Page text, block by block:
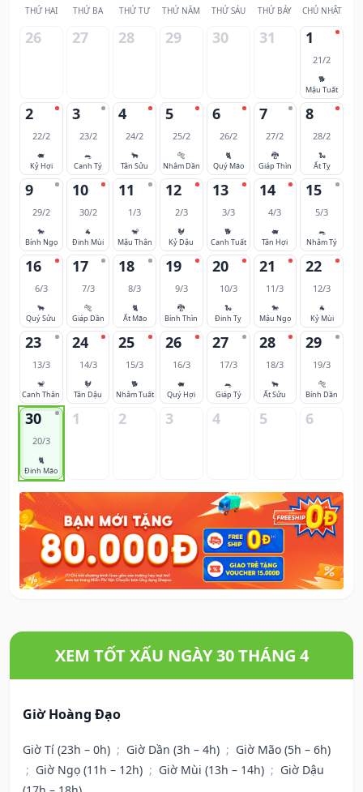
THỨ HAI THỨ BA THỨ TƯ THỨ NĂM THỨ SÁU THỨ BẢY CHỦ NHẬT
26 27 28 29 30 31 1
21/2
🐕
Mậu Tuất
2
22/2
🐖
Kỷ Hợi
3
23/2
🐀
Canh Tý
4
24/2
🐂
Tân Sửu
5
25/2
🐅
Nhâm Dần
6
26/2
🐈
Quý Mão
7
27/2
🐉
Giáp Thìn
8
28/2
🐍
Ất Tỵ
9
29/2
🐎
Bính Ngọ
10
30/2
🐐
Đinh Mùi
11
1/3
🐒
Mậu Thân
12
2/3
🐓
Kỷ Dậu
13
3/3
🐕
Canh Tuất
14
4/3
🐖
Tân Hợi
15
5/3
🐀
Nhâm Tý
16
6/3
🐂
Quý Sửu
17
7/3
🐅
Giáp Dần
18
8/3
🐈
Ất Mão
19
9/3
🐉
Bính Thìn
20
10/3
🐍
Đinh Tỵ
21
11/3
🐎
Mậu Ngọ
22
12/3
🐐
Kỷ Mùi
23
13/3
🐒
Canh Thân
24
14/3
🐓
Tân Dậu
25
15/3
🐕
Nhâm Tuất
26
16/3
🐖
Quý Hợi
27
17/3
🐀
Giáp Tý
28
18/3
🐂
Ất Sửu
29
19/3
🐅
Bính Dần
30
20/3
🐈
Đinh Mão
1 2 3 4 5 6
XEM TỐT XẤU NGÀY 30 THÁNG 4
Giờ Hoàng Đạo
Giờ Tí (23h – 0h) ; Giờ Dần (3h – 4h) ; Giờ Mão (5h – 6h)
; Giờ Ngọ (11h – 12h) ; Giờ Mùi (13h – 14h) ; Giờ Dậu